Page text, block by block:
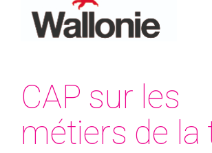
CAP sur les
métiers de la